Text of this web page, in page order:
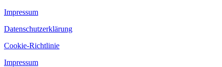
Impressum
Datenschutzerklärung
Cookie-Richtlinie
Impressum